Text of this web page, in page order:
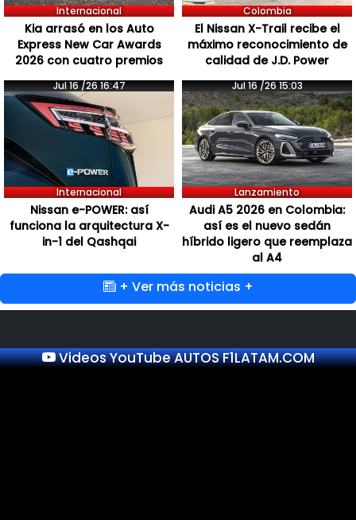
Internacional
Kia arrasó en los Auto
Express New Car Awards
2026 con cuatro premios
Colombia
El Nissan X-Trail recibe el
máximo reconocimiento de
calidad de J.D. Power
Jul 16 /26 16:47
Internacional
Nissan e-POWER: así
funciona la arquitectura X-
in-1 del Qashqai
Jul 16 /26 15:03
Lanzamiento
Audi A5 2026 en Colombia:
así es el nuevo sedán
híbrido ligero que reemplaza
al A4
+ Ver más noticias +
Videos YouTube AUTOS F1LATAM.COM